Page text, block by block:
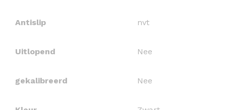
Antislip nvt
Uitlopend Nee
gekalibreerd Nee